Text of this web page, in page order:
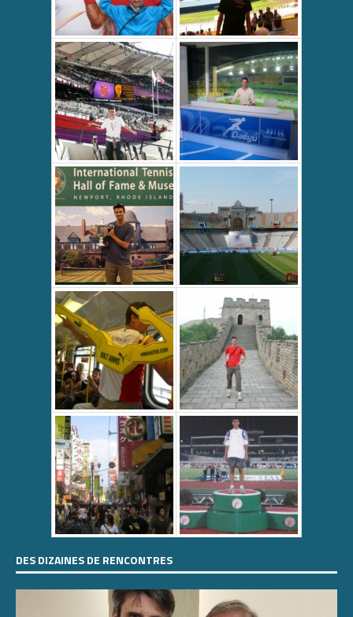
DES DIZAINES DE RENCONTRES